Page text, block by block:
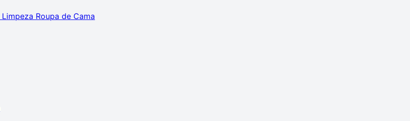
Limpeza Roupa de Cama